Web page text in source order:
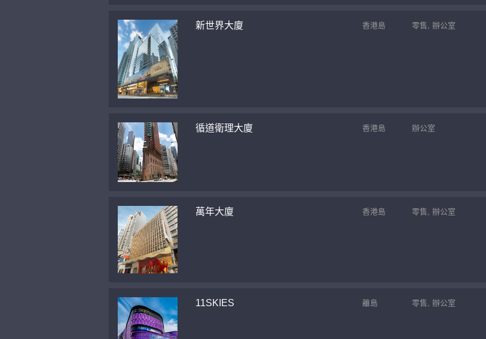
新世界大廈 香港島 零售, 辦公室
循道衛理大廈 香港島 辦公室
萬年大廈 香港島 零售, 辦公室
11SKIES 離島 零售, 辦公室